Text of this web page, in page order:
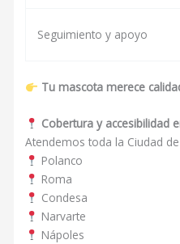
Seguimiento y apoyo
Tu mascota merece
Cobertura y accesibilidad
Atendemos toda la Ciudad
Polanco
Roma
Condesa
Narvarte
Nápoles